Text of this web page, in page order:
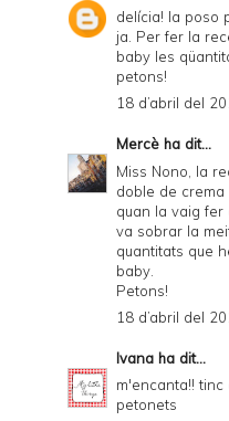
delícia! la poso
ja. Per fer la
baby les
petons!
18 d’abril del
Mercè ha dit...
Miss Nono, la
doble de
quan la vaig fer
va sobrar la
quantitats que
baby.
Petons!
18 d’abril del
Ivana ha dit...
m'encanta!!
petonets